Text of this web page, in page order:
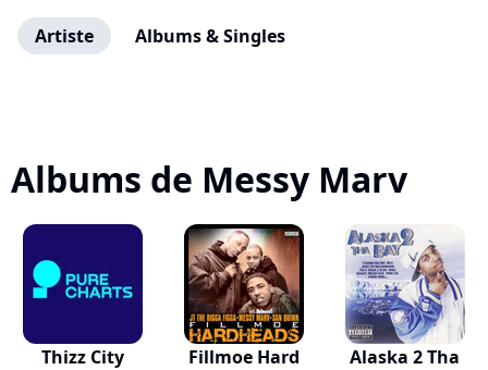
Artiste Albums & Singles
Albums de Messy Marv
Thizz City
Fillmoe Hard
Alaska 2 Tha